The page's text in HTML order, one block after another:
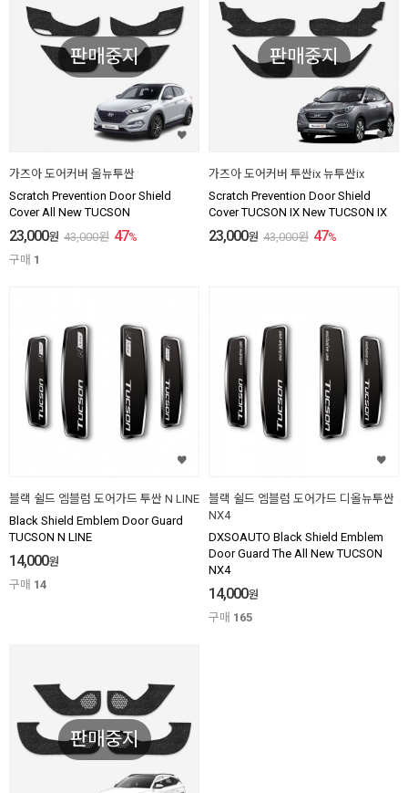
판매중지
가즈아 도어커버 올뉴투싼
Scratch Prevention Door Shield
Cover All New TUCSON
23,000원 43,000원 47%
구매 1
판매중지
가즈아 도어커버 투싼ix 뉴투싼ix
Scratch Prevention Door Shield
Cover TUCSON IX New TUCSON IX
23,000원 43,000원 47%
블랙 쉴드 엠블럼 도어가드 투싼 N LINE
Black Shield Emblem Door Guard
TUCSON N LINE
14,000원
구매 14
블랙 쉴드 엠블럼 도어가드 디올뉴투싼
NX4
DXSOAUTO Black Shield Emblem
Door Guard The All New TUCSON
NX4
14,000원
구매 165
판매중지